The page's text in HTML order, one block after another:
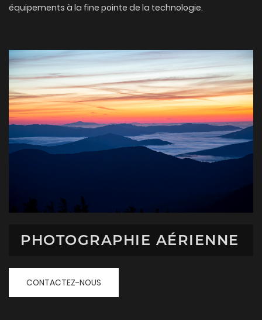
équipements à la fine pointe de la technologie.
PHOTOGRAPHIE AÉRIENNE
CONTACTEZ-NOUS